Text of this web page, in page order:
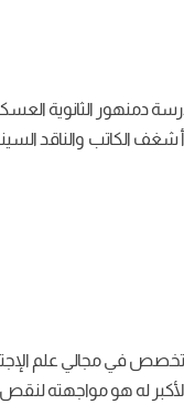
في محافظة البحيرة، بالتحديد في مدينة
شغف الكاتب والناقد
في مجالي علم
له هو مواجهته لنقص